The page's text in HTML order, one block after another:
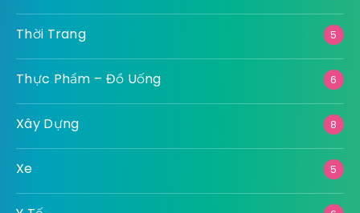
Thời Trang 5
Thực Phẩm – Đồ Uống 6
Xây Dựng 8
Xe 5